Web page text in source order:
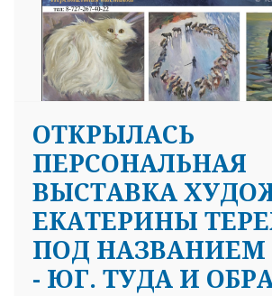
ОТКРЫЛАСЬ
ПЕРСОНАЛЬНАЯ
ВЫСТАВКА
ЕКАТЕРИНЫ
ПОД НАЗВАНИЕМ
- ЮГ. ТУДА И